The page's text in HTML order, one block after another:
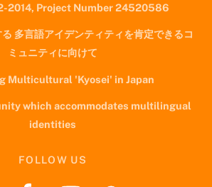
2014, Project Number 24520586
多言語アイデンティティを肯定できるコ
ミュニティに向けて
Multicultural 'Kyosei' in Japan
which accommodates multilingual
identities
FOLLOW US